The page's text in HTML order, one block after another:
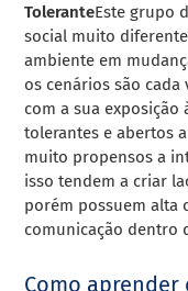
ToleranteEste grupo
social muito
ambiente em
os cenários são
com a sua
tolerantes e abertos
muito propensos a
isso tendem a criar
porém possuem alta
comunicação dentro
Como aprender